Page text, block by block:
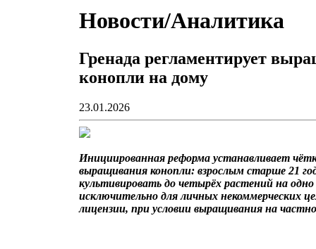
Новости/Аналитика
Гренада регламентирует
конопли на дому
23.01.2026
Инициированная реформа устанавливает
выращивания конопли: взрослым старше 21
культивировать до четырёх растений на
исключительно для личных некоммерческих
лицензии, при условии выращивания на